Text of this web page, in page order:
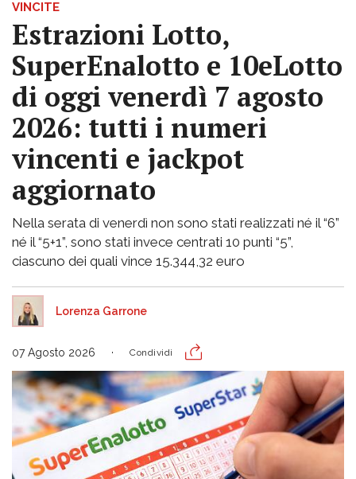
VINCITE
Estrazioni Lotto,
SuperEnalotto e 10eLotto
di oggi venerdì 7 agosto
2026: tutti i numeri
vincenti e jackpot
aggiornato
Nella serata di venerdì non sono stati realizzati né il “6”
né il “5+1”, sono stati invece centrati 10 punti “5”,
ciascuno dei quali vince 15.344,32 euro
Lorenza Garrone
07 Agosto 2026 Condividi